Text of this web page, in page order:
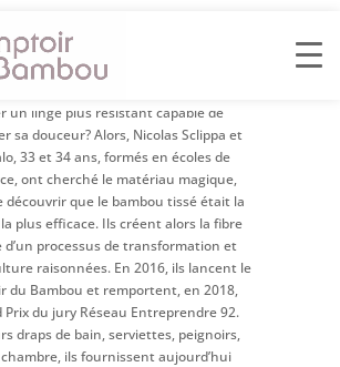
de fois ont-ils entendu des clients
plaindre que les serviettes et les
un linge plus résistant capable de
sa douceur? Alors, Nicolas Sclippa et
33 et 34 ans, formés en écoles de
ont cherché le matériau magique,
découvrir que le bambou tissé était la
plus efficace. Ils créent alors la fibre
d’un processus de transformation et
raisonnées. En 2016, ils lancent le
du Bambou et remportent, en 2018,
Prix du jury Réseau Entreprendre 92.
draps de bain, serviettes, peignoirs,
ils fournissent aujourd’hui